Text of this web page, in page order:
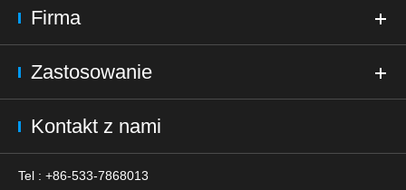
Firma
Zastosowanie
Kontakt z nami
Tel : +86-533-7868013